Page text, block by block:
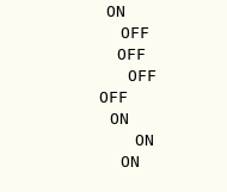
ON
OFF
OFF
OFF
OFF
ON
ON
ON